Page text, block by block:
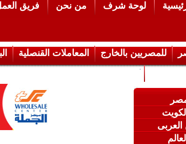
لوحة شرف من نحن فريق
للمصريين بالخارج المعاملات القنصلية
العربى